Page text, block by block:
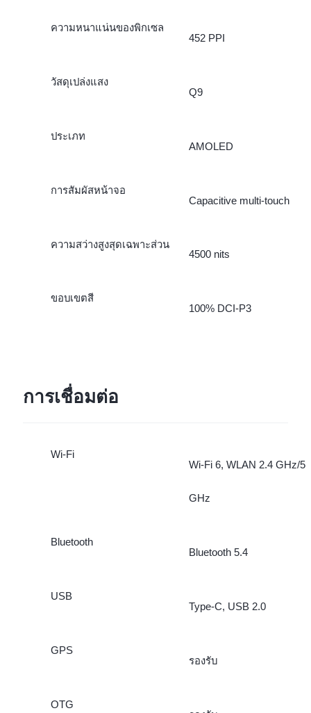
ความหนาแน่นของพิกเซล
452 PPI
วัสดุเปล่งแสง
Q9
ประเภท
AMOLED
การสัมผัสหน้าจอ
Capacitive multi-touch
ความสว่างสูงสุดเฉพาะส่วน
4500 nits
ขอบเขตสี
100% DCI-P3
การเชื่อมต่อ
Wi-Fi
Wi-Fi 6, WLAN 2.4 GHz/5
GHz
Bluetooth
Bluetooth 5.4
USB
Type-C, USB 2.0
GPS
รองรับ
OTG